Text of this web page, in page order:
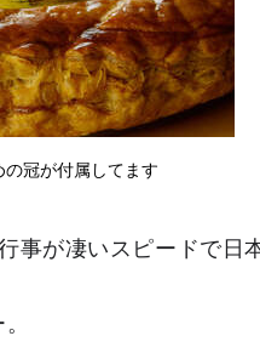
冠が付属してます
事が凄いスピードで日